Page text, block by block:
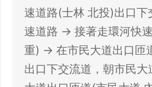
速道路(士林 北投)出口下
速道路 → 接著走環河快
重) → 在市民大道出口匝
出口下交流道，朝市民